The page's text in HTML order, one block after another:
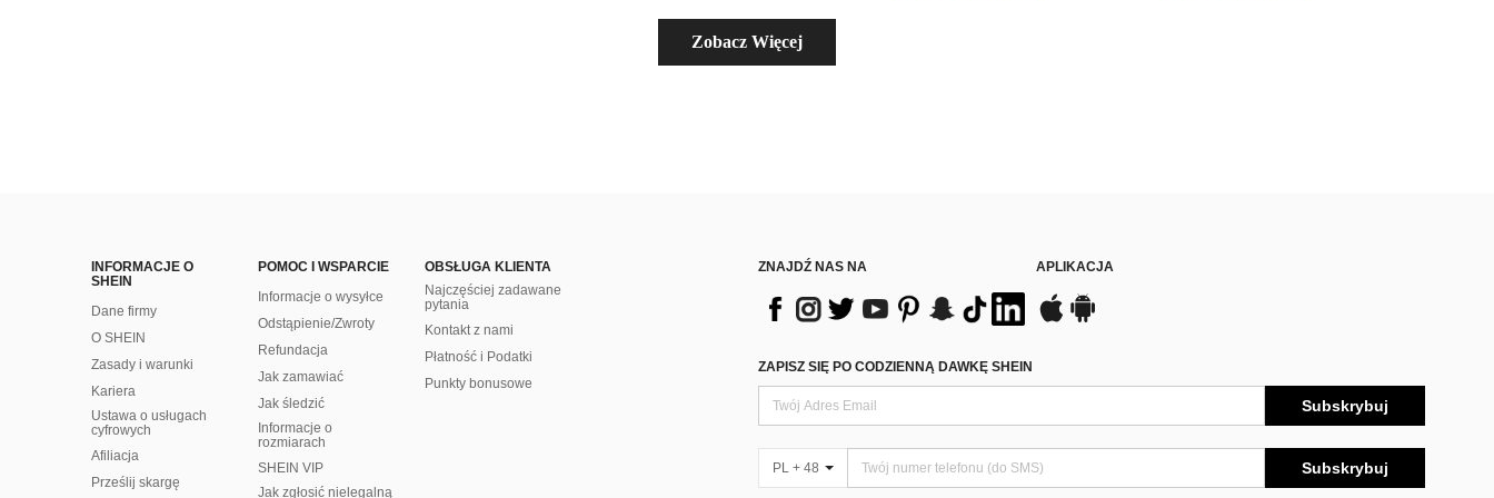
Zobacz Więcej
INFORMACJE O
SHEIN
Dane firmy
O SHEIN
Zasady i warunki
Kariera
Ustawa o usługach
cyfrowych
Afiliacja
Prześlij skargę
POMOC I WSPARCIE
Informacje o wysyłce
Odstąpienie/Zwroty
Refundacja
Jak zamawiać
Jak śledzić
Informacje o
rozmiarach
SHEIN VIP
Jak zgłosić nielegalną
OBSŁUGA KLIENTA
Najczęściej zadawane
pytania
Kontakt z nami
Płatność i Podatki
Punkty bonusowe
ZNAJDŹ NAS NA APLIKACJA
ZAPISZ SIĘ PO CODZIENNĄ DAWKĘ SHEIN
Subskrybuj
PL + 48 Subskrybuj